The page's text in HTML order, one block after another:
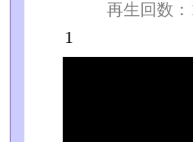
再生回数
1